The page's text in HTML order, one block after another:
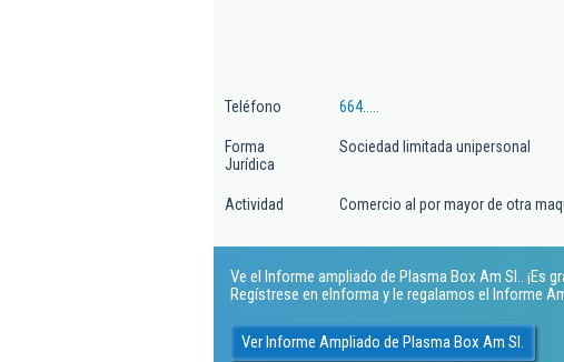
Teléfono 664.....
Forma
Jurídica
Sociedad limitada unipersonal
Actividad Comercio al por mayor de otra
Ve el Informe ampliado de Plasma Box Am Sl.. ¡Es
Regístrese en eInforma y le regalamos el Informe
Ver Informe Ampliado de Plasma Box Am Sl.